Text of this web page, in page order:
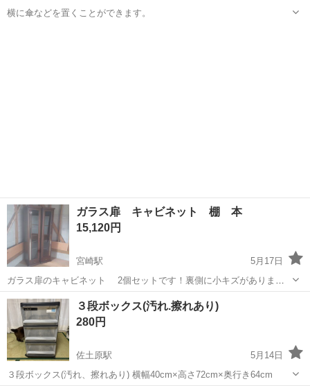
横に傘などを置くことができます。
ガラス扉 キャビネット 棚 本
15,120円
宮崎駅
5月17日
ガラス扉のキャビネット 2個セットです！裏側に小キズがあります
が綺麗な状態かと思います！ サイズ 高さ 約188 cm 横幅 約４３cm
奥行き 約39cm
宮崎 宮崎市 宮崎駅 収納家具 ガラス
３段ボックス(汚れ.擦れあり)
280円
佐土原駅
5月14日
３段ボックス(汚れ、擦れあり) 横幅40cm×高さ72cm×奥行き64cm